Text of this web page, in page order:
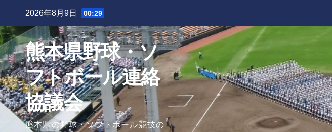
content
2026年8月9日 00:29
熊本県野球・ソ
フトボール連絡
協議会
熊本県の野球・ソフトボール競技の